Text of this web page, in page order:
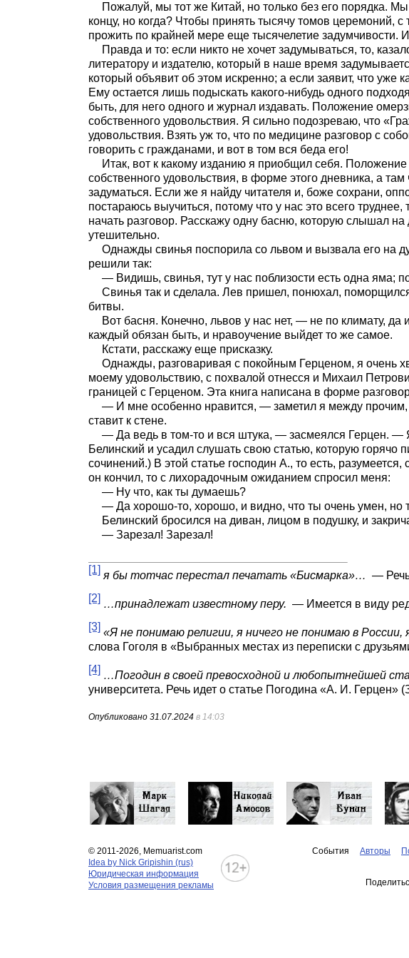
Пожалуй, мы тот же Китай, но только без его порядка.
концу, но когда? Чтобы принять тысячу томов церемоний,
прожить по крайней мере еще тысячелетие задумчивости.
Правда и то: если никто не хочет задумываться, то,
литератору и издателю, который в наше время
который объявит об этом искренно; а если заявит, что
Ему остается лишь подыскать какого-нибудь одного
быть, для него одного и журнал издавать. Положение
собственного удовольствия. Я сильно подозреваю, что
удовольствия. Взять уж то, что по медицине разговор с
говорить с гражданами, и вот в том вся беда его!
Итак, вот к какому изданию я приобщил себя.
собственного удовольствия, в форме этого дневника, а
задуматься. Если же я найду читателя и, боже сохрани,
постараюсь выучиться, потому что у нас это всего
начать разговор. Расскажу одну басню, которую слышал
утешительно.
Однажды свинья поспорила со львом и вызвала его на
решили так:
— Видишь, свинья, тут у нас поблизости есть одна яма;
Свинья так и сделала. Лев пришел, понюхал,
битвы.
Вот басня. Конечно, львов у нас нет, — не по климату,
каждый обязан быть, и нравоучение выйдет то же самое.
Кстати, расскажу еще присказку.
Однажды, разговаривая с покойным Герценом, я очень
моему удовольствию, с похвалой отнесся и Михаил
границей с Герценом. Эта книга написана в форме
— И мне особенно нравится, — заметил я между прочим,
ставит к стене.
— Да ведь в том-то и вся штука, — засмеялся Герцен. —
Белинский и усадил слушать свою статью, которую
сочинений.) В этой статье господин А., то есть,
он кончил, то с лихорадочным ожиданием спросил меня:
— Ну что, как ты думаешь?
— Да хорошо-то, хорошо, и видно, что ты очень умен, но
Белинский бросился на диван, лицом в подушку, и
— Зарезал! Зарезал!
[1] я бы тотчас перестал печатать «Бисмарка»… —
[2] …принадлежат известному перу. — Имеется в виду
[3] «Я не понимаю религии, я ничего не понимаю в
слова Гоголя в «Выбранных местах из переписки с
[4] …Погодин в своей превосходной и любопытнейшей
университета. Речь идет о статье Погодина «А. И. Герцен»
Опубликовано 31.07.2024 в 14:03
© 2011-2026, Memuarist.com
Idea by Nick Gripishin (rus)
Юридическая информация
Условия размещения рекламы
События Авторы